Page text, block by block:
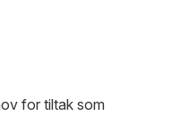
for tiltak som